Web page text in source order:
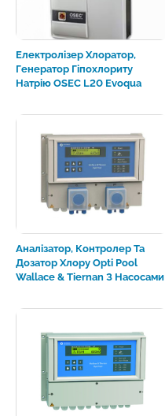
Електролізер Хлоратор,
Генератор Гіпохлориту
Натрію OSEC L20 Evoqua
Аналізатор, Контролер Та
Дозатор Хлору Opti Pool
Wallace & Tiernan З Насосами